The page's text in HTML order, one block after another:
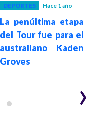
DEPORTES Hace 1 año
La penúltima etapa
del Tour fue para el
australiano Kaden
Groves
›